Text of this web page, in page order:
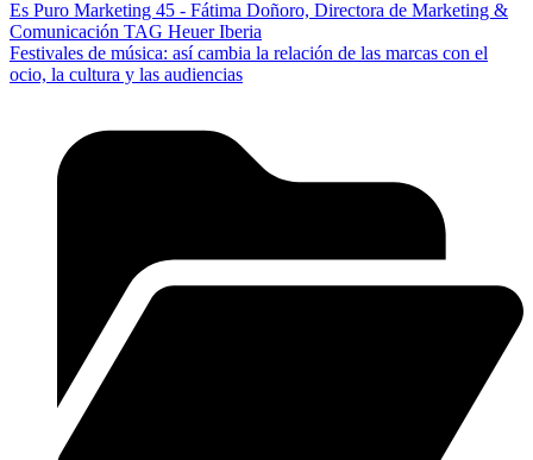
Es Puro Marketing 45 - Fátima Doñoro, Directora de Marketing &
Comunicación TAG Heuer Iberia
Festivales de música: así cambia la relación de las marcas con el
ocio, la cultura y las audiencias